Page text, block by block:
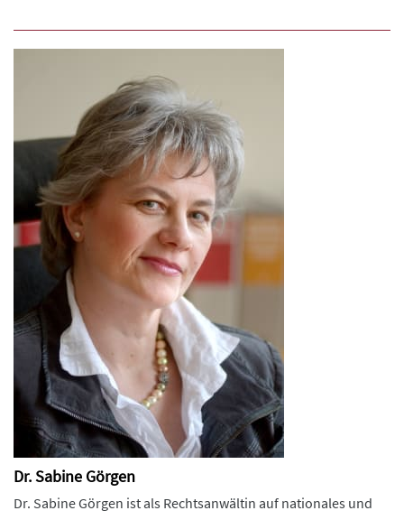
Dr. Sabine Görgen
Dr. Sabine Görgen ist als Rechtsanwältin auf nationales und